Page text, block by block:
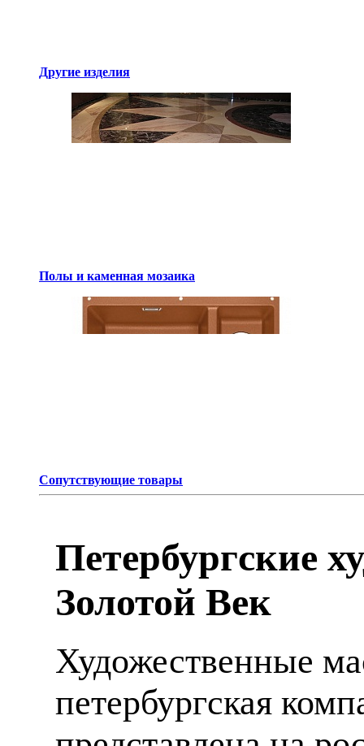
Другие изделия
Полы и каменная мозаика
Сопутствующие товары
Петербургские
Золотой Век
Художественные
петербургская